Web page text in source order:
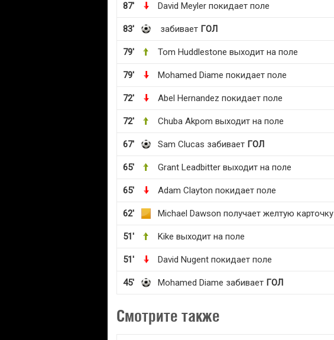
87' David Meyler покидает поле
83' забивает ГОЛ
79' Tom Huddlestone выходит на поле
79' Mohamed Diame покидает поле
72' Abel Hernandez покидает поле
72' Chuba Akpom выходит на поле
67' Sam Clucas забивает ГОЛ
65' Grant Leadbitter выходит на поле
65' Adam Clayton покидает поле
62' Michael Dawson получает желтую карточку
51' Kike выходит на поле
51' David Nugent покидает поле
45' Mohamed Diame забивает ГОЛ
Смотрите также